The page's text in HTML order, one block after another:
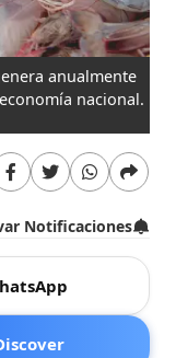
anualmente
nacional.
Notificaciones